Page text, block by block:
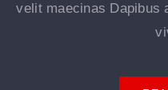
velit maecinas Dapibus